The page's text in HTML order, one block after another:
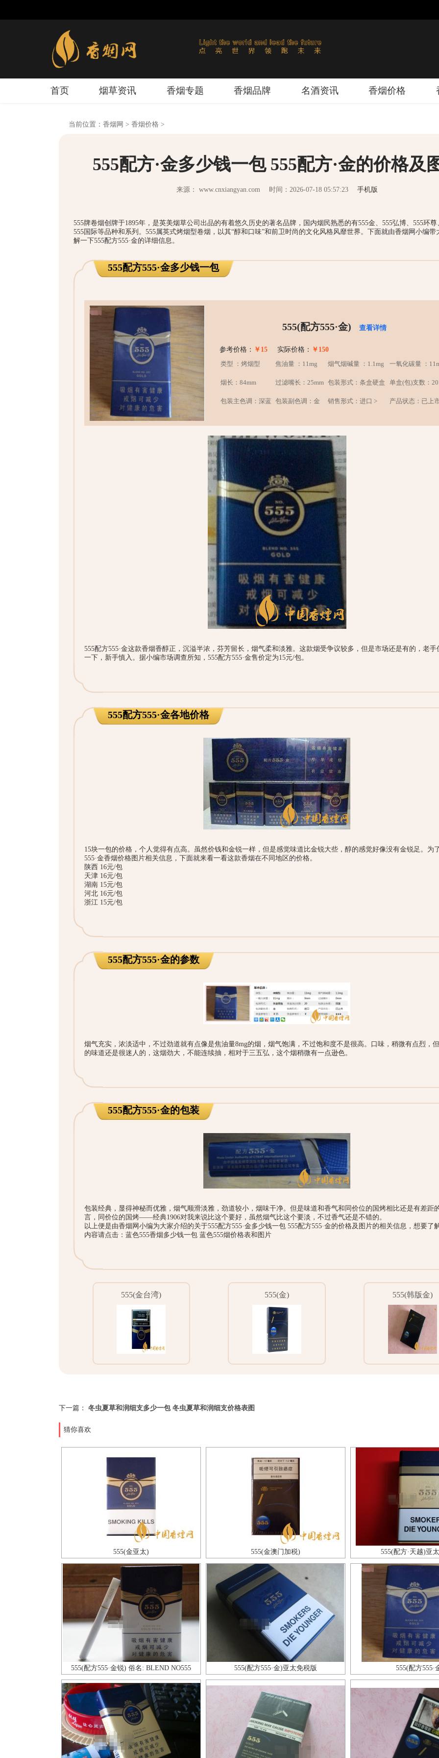
首页 烟草资讯 香烟专题 香烟品牌 名酒资讯 香烟价格
当前位置： 香烟网 > 香烟价格 >
555配方·金多少钱一包 555配方·金的价格及
来源： www.cnxiangyan.com 时间：2026-07-18 05:57:23 手机版
555牌卷烟创牌于1895年，是英美烟草公司出品的有着悠久历史的著名品牌，国内烟民熟悉的有555金、555弘博、555环尊
555国际等品种和系列。555属英式烤烟型卷烟，以其“醇和口味”和前卫时尚的文化风格风靡世界。下面就由香烟网小编带
解一下555配方555·金的详细信息。
555配方555·金多少钱一包
555(配方555·金) 查看详情
参考价格： ￥15 实际价格： ￥150
类型 ：烤烟型
焦油量 ：11mg 烟气烟碱量 ：1.1mg 一氧化碳量 ：
烟长：84mm 过滤嘴长：25mm 包装形式：条盒硬盒 单盒(包)支数：20
包装主色调：深蓝 包装副色调：金 销售形式：进口 > 产品状态：已上
555配方555·金这款香烟香醇正，沉溢半浓，芬芳留长，烟气柔和淡雅。这款烟受争议较多，但是市场还是有的，老手
一下，新手慎入。据小编市场调查所知，555配方555·金售价定为15元/包。
555配方555·金各地价格
15块一包的价格，个人觉得有点高。虽然价钱和金锐一样，但是感觉味道比金锐大些，醇的感觉好像没有金锐足。为
555·金香烟价格图片相关信息，下面就来看一看这款香烟在不同地区的价格。
陕西 16元/包
天津 16元/包
湖南 15元/包
河北 16元/包
浙江 15元/包
555配方555·金的参数
烟气充实，浓淡适中，不过劲道就有点像是焦油量8mg的烟，烟气饱满，不过饱和度不是很高。口味，稍微有点烈，
的味道还是很迷人的，这烟劲大，不能连续抽，相对于三五弘，这个烟稍微有一点逊色。
555配方555·金的包装
包装经典，显得神秘而优雅，烟气顺滑淡雅，劲道较小，烟味干净。但是味道和香气和同价位的国烤相比还是有差距
言，同价位的国烤——经典1906对我来说比这个要好，虽然烟气比这个要淡，不过香气还是不错的。
以上便是由香烟网小编为大家介绍的关于555配方555·金多少钱一包 555配方555·金的价格及图片的相关信息，想要了
内容请点击： 蓝色555香烟多少钱一包 蓝色555烟价格表和图片
555(金台湾) 555(金) 555(韩版金)
下一篇： 冬虫夏草和润细支多少一包 冬虫夏草和润细支价格表图
猜你喜欢
555(金亚太) 555(金澳门加税) 555(配方·天越)亚
555(配方555·金锐) 俗名: BLEND NO555
GOLD PEARL
555(配方555·金)亚太免税版 555(配方555·